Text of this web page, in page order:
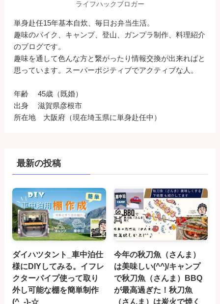
ライフハックブロガー
単身赴任15年基本自炊、毎日お弁当生活。
趣味のバイク、キャンプ、登山、ガンプラ制作、料理紹介
のブログです。
趣味を通して色んな方と繋がったり情報交換が出来ればと
思っています。スーパーポジティブでアクティブな人。
年齢 45歳（既婚）
出身 滋賀県彦根市
所在地 大阪府（現在埼玉県に単身赴任中）
最新の投稿
ダイハツタント_車中泊仕
様にDIYしてみる。イフレ
クターパイプ使って取り
外し可能な棚を簡単制作
(^_-)-☆
今年の秋刀魚（さんま）
は美味しい(^^)/キャンプ
で秋刀魚（さんま）BBQ
が最高過ぎた！秋刀魚
（さんま）は炭火で焼く